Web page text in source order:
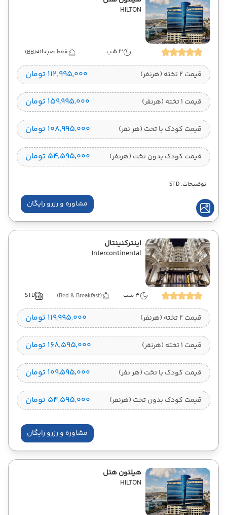
HILTON
3 شب فقط صبحانه(BB)
قیمت 2 تخته (هرنفر) ۱۱۲٬۹۹۵٬۰۰۰ تومان
قیمت 1 تخته (هرنفر) ۱۵۹٬۹۹۵٬۰۰۰ تومان
قیمت کودک با تخت (هر نفر) ۱۰۸٬۹۹۵٬۰۰۰ تومان
قیمت کودک بدون تخت (هرنفر) ۵۴٬۵۹۵٬۰۰۰ تومان
توضیحات: STD
مشاوره و رزرو رایگان
اینترکنینتال
Intercontinental
3 شب (Bed & Breakfast)
STD
قیمت 2 تخته (هرنفر) ۱۱۹٬۹۹۵٬۰۰۰ تومان
قیمت 1 تخته (هرنفر) ۱۶۸٬۵۹۵٬۰۰۰ تومان
قیمت کودک با تخت (هر نفر) ۱۰۹٬۵۹۵٬۰۰۰ تومان
قیمت کودک بدون تخت (هرنفر) ۵۴٬۵۹۵٬۰۰۰ تومان
مشاوره و رزرو رایگان
هیلتون هتل
HILTON